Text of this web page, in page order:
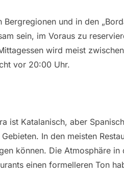
und in den
sein, im Voraus zu
wird meist
vor 20:00 Uhr.
ist Katalanisch, aber
In den meisten
können. Die Atmosphäre
einen formelleren Ton